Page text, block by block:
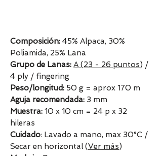
Composición: 45% Alpaca, 30%
Poliamida, 25% Lana
Grupo de Lanas: A (23 - 26 puntos) /
4 ply / fingering
Peso/longitud: 50 g = aprox 170 m
Aguja recomendada: 3 mm
Muestra: 10 x 10 cm = 24 p x 32
hileras
Cuidado: Lavado a mano, max 30°C /
Secar en horizontal (Ver más)